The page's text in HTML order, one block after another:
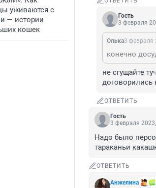
уживаются с
— истории
кошек
Гость
3 февраля
Олька3 февраля
не сгущайте
договорились
ОТВЕТИТЬ
Гость
3 февраля
Надо было
тараканьи
ОТВЕТИТЬ
Анжелина